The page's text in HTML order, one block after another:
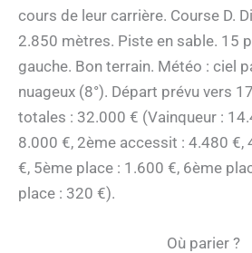
cours de leur carrière. Course D.
2.850 mètres. Piste en sable. 15
gauche. Bon terrain. Météo : ciel
nuageux (8°). Départ prévu vers
totales : 32.000 € (Vainqueur :
8.000 €, 2ème accessit : 4.480 €,
€, 5ème place : 1.600 €, 6ème
place : 320 €).
Où parier ?